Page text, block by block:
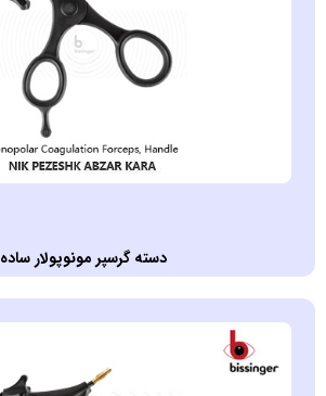
دسته گرسپر مونوپولار ساده